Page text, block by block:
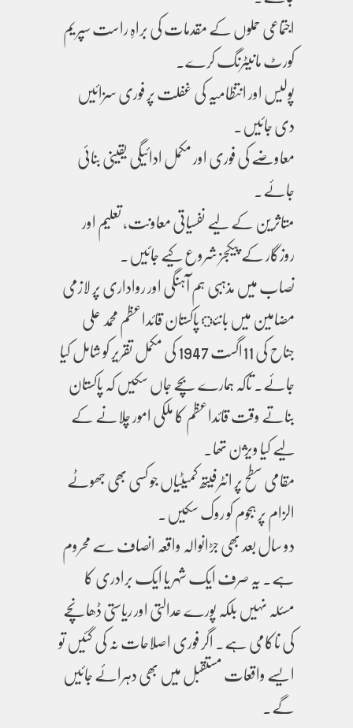
اجتماعی حملوں کے مقدمات کی براہِ راست سپریم
کورٹ مانیٹرنگ کرے۔
پولیس اور انتظامیہ کی غفلت پر فوری سزائیں
دی جائیں۔
معاوضے کی فوری اور مکمل ادائیگی یقینی بنائی
جائے۔
متاثرین کے لیے نفسیاتی معاونت، تعلیم اور
روزگار کے پیکجز شروع کیے جائیں۔
نصاب میں مذہبی ہم آہنگی اور رواداری پر لازمی
مضامین میں بانئ پاکستان قائداعظم محمد علی
جناح کی 11اگست 1947 کی مکمل تقریر کو شامل کیا
جائے۔ تاکہ ہمارے بچے جاں سکیں کہ پاکستان
بناتے وقت قائداعظم کا ملکی امور چلانے کے
لیے کیا ویژن تھا۔
مقامی سطح پر انٹرفیتھ کمیٹیاں جو کسی بھی جھوٹے
الزام پر ہجوم کو روک سکیں۔
دو سال بعد بھی جڑانوالہ واقعہ انصاف سے محروم
ہے۔ یہ صرف ایک شہر یا ایک برادری کا
مسئلہ نہیں بلکہ پورے عدالتی اور ریاستی ڈھانچے
کی ناکامی ہے۔ اگر فوری اصلاحات نہ کی گئیں تو
ایسے واقعات مستقبل میں بھی دہرائے جائیں
گے۔